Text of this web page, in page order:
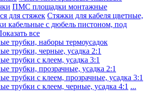
ПМС площадки монтажные
для стяжек Стяжки для кабеля цветные,
кабельные с дюбель пистоном, под
все
трубки, наборы термоусадок
трубки, черные, усадка 2:1
трубки с клеем, усадка 3:1
трубки, прозрачные, усадка 2:1
трубки с клеем, прозрачные, усадка 3:1
трубки с клеем, черные, усадка 4:1 ...